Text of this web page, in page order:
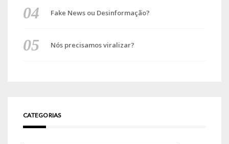
Fake News ou Desinformação?
Nós precisamos viralizar?
CATEGORIAS